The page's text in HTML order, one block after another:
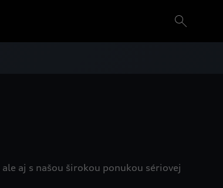
aj s našou širokou ponukou sériovej